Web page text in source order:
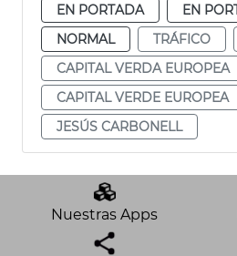
EN PORTADA
EN
NORMAL
TRÁFICO
CAPITAL VERDA EUROPEA
CAPITAL VERDE EUROPEA
JESÚS CARBONELL
Nuestras Apps